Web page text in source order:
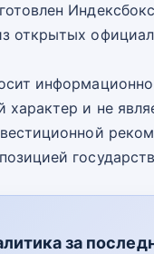
открытых
характер и не
за